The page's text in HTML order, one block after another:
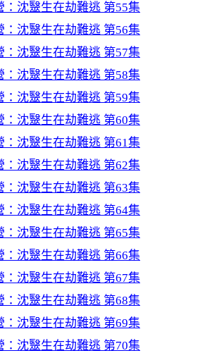
：沈毉生在劫難逃 第55集
：沈毉生在劫難逃 第56集
：沈毉生在劫難逃 第57集
：沈毉生在劫難逃 第58集
：沈毉生在劫難逃 第59集
：沈毉生在劫難逃 第60集
：沈毉生在劫難逃 第61集
：沈毉生在劫難逃 第62集
：沈毉生在劫難逃 第63集
：沈毉生在劫難逃 第64集
：沈毉生在劫難逃 第65集
：沈毉生在劫難逃 第66集
：沈毉生在劫難逃 第67集
：沈毉生在劫難逃 第68集
：沈毉生在劫難逃 第69集
：沈毉生在劫難逃 第70集